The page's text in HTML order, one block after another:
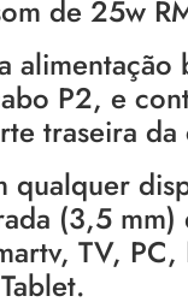
de 25w
alimentação
P2, e
traseira da
qualquer
(3,5 mm)
TV,